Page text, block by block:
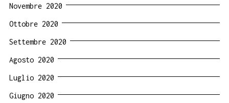
Novembre 2020
Ottobre 2020
Settembre 2020
Agosto 2020
Luglio 2020
Giugno 2020